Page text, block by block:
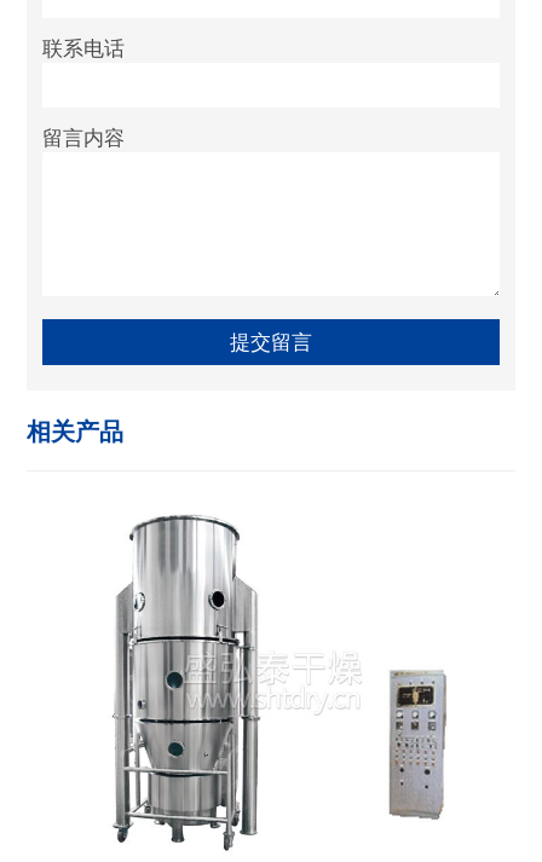
联系电话
留言内容
相关产品